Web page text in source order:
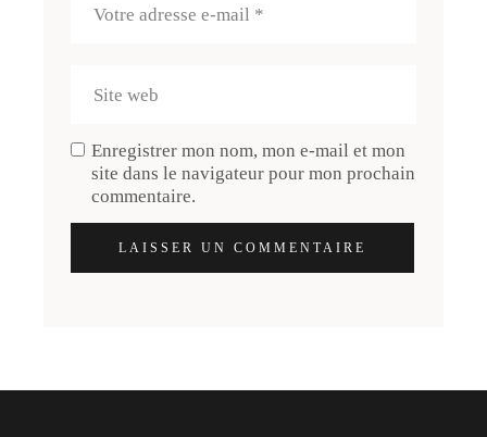
Enregistrer mon nom, mon e-mail et mon
site dans le navigateur pour mon prochain
commentaire.
LAISSER UN COMMENTAIRE